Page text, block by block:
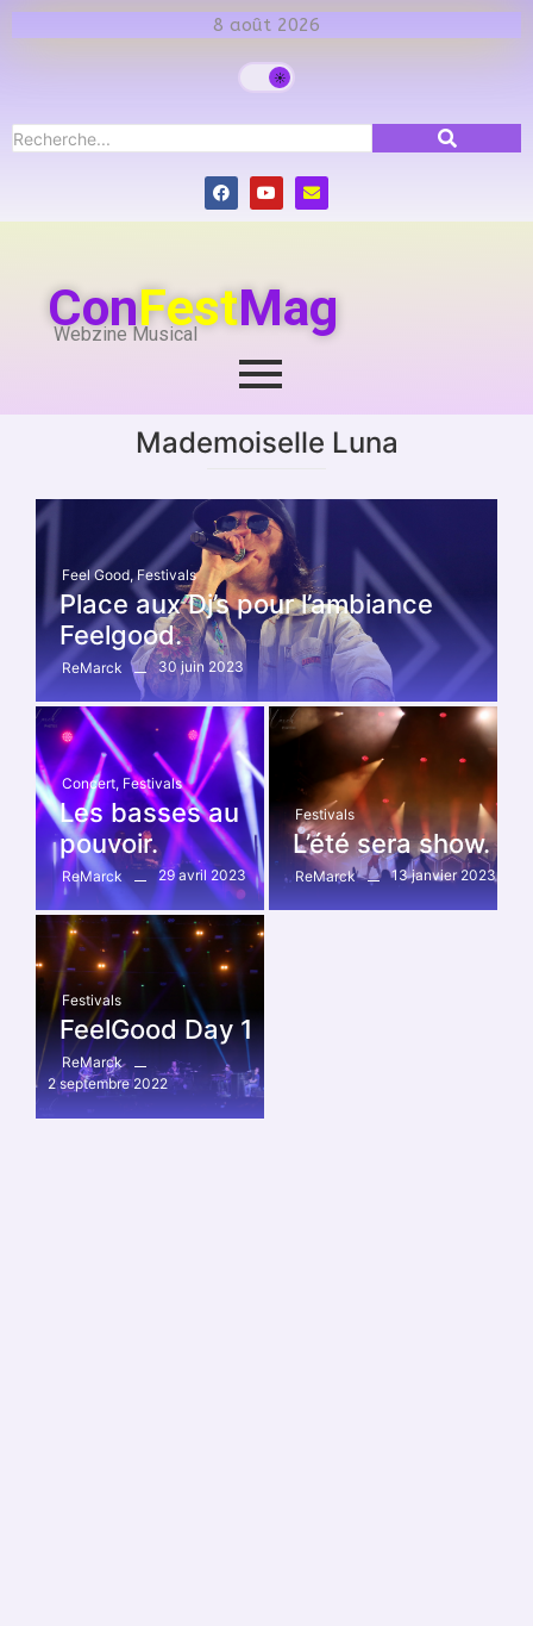
8 août 2026
ConFestMag
Webzine Musical
Mademoiselle Luna
Feel Good, Festivals
Place aux Dj’s pour l’ambiance
Feelgood.
ReMarck 30 juin 2023
Concert, Festivals
Les basses au
pouvoir.
ReMarck 29 avril 2023
Festivals
L’été sera show.
ReMarck 13 janvier 2023
Festivals
FeelGood Day 1
ReMarck
2 septembre 2022